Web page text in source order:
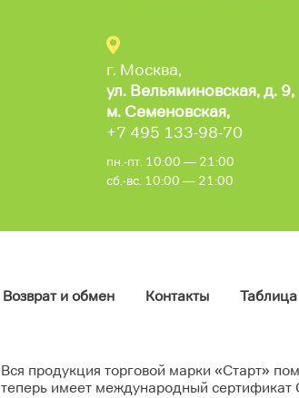
г. Москва,
ул. Вельяминовская,д. 9,
м. Семеновская,
+7 495 133-98-70
пн.-пт. 10:00 — 21:00
сб.-вс. 10:00 — 21:00
Возврат и обмен Контакты
Вся продукция торговой марки «Старт»
теперь имеет международный